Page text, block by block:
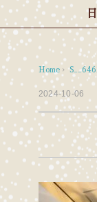
Home ›
2024-10-06